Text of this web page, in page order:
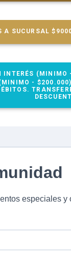
A SUCURSAL
INTERÉS
-